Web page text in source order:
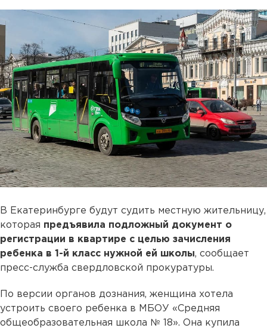
В Екатеринбурге будут судить местную жительницу,
которая предъявила подложный документ о
регистрации в квартире с целью зачисления
ребенка в 1-й класс нужной ей школы, сообщает
пресс-служба свердловской прокуратуры.
По версии органов дознания, женщина хотела
устроить своего ребенка в МБОУ «Средняя
общеобразовательная школа № 18». Она купила